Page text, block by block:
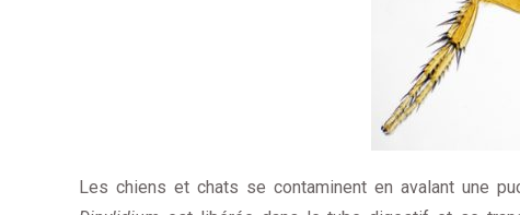
Les chiens et chats se contaminent en avalant une